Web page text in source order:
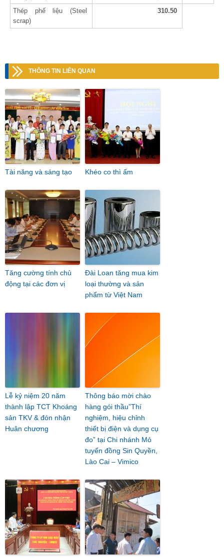
Thép phế liệu (Steel
scrap)
310.50
THÔNG TIN LIÊN QUAN
Tài năng và sáng tạo Khéo co thì ấm
Tăng cường tính chủ
động tại các đơn vị
Đài Loan tăng mua kim
loại thường và sản
phẩm từ Việt Nam
Lễ kỷ niệm 20 năm
thành lập TCT Khoáng
sản TKV & đón nhận
Huân chương
Thông báo mời chào
hàng gói thầu”Thí
nghiệm, hiệu chỉnh
thiết bị điện và dụng cụ
đo” tại Chi nhánh Mỏ
tuyển đồng Sin Quyền,
Lào Cai – Vimico